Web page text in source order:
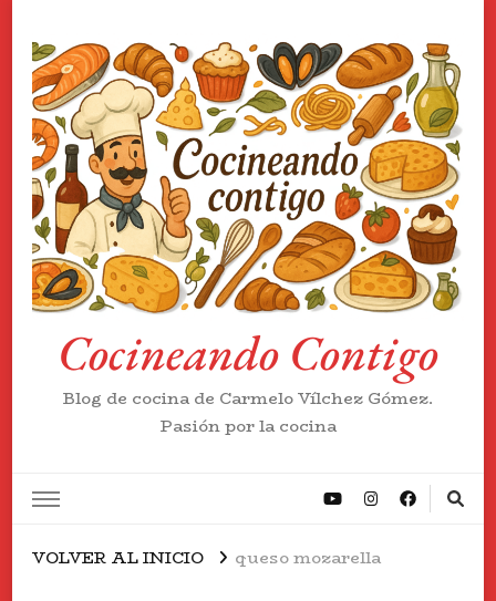
Cocineando Contigo
Blog de cocina de Carmelo Vílchez Gómez.
Pasión por la cocina
VOLVER AL INICIO queso mozarella